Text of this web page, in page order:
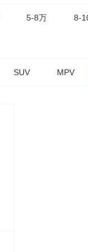
5-8万 8-
SUV MPV